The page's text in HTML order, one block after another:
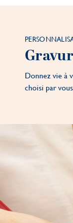
Donnez vie à
choisi par